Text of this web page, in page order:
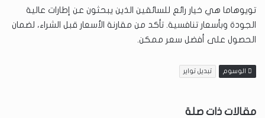
تويوهاما هي خيار رائع للسائقين الذين يبحثون عن إطارات عالية
الجودة وبأسعار تنافسية. تأكد من مقارنة الأسعار قبل الشراء، لضمان
الحصول على أفضل سعر ممكن.
الوسوم تبديل تواير
مقالات ذات صلة